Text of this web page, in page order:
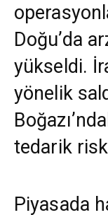
Doğu’da
yükseldi.
yönelik
tedarik
Piyasada